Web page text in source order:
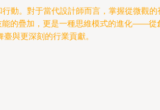
動。對于當代設計師而言，掌握從微觀
的疊加，更是一種思維模式的進化——從
與更深刻的行業貢獻。